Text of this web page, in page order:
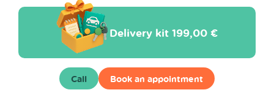
Delivery kit199,00 €
Call Book an appointment